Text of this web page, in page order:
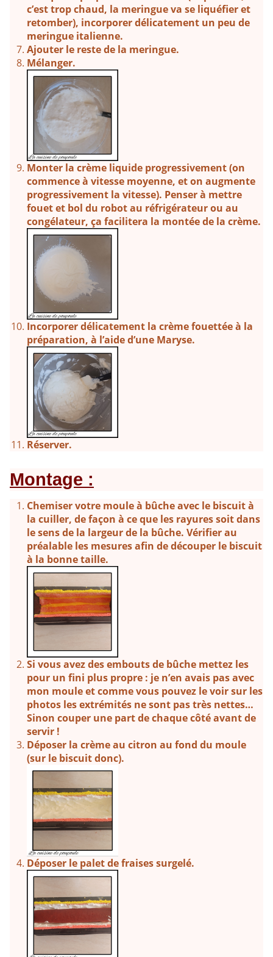
c’est trop chaud, la meringue va se liquéfier et
retomber), incorporer délicatement un peu de
meringue italienne.
Ajouter le reste de la meringue.
Mélanger.
Monter la crème liquide progressivement (on
commence à vitesse moyenne, et on augmente
progressivement la vitesse). Penser à mettre
fouet et bol du robot au réfrigérateur ou au
congélateur, ça facilitera la montée de la crème.
Incorporer délicatement la crème fouettée à la
préparation, à l’aide d’une Maryse.
Réserver.
Montage :
Chemiser votre moule à bûche avec le biscuit à
la cuiller, de façon à ce que les rayures soit dans
le sens de la largeur de la bûche. Vérifier au
préalable les mesures afin de découper le biscuit
à la bonne taille.
Si vous avez des embouts de bûche mettez les
pour un fini plus propre : je n’en avais pas avec
mon moule et comme vous pouvez le voir sur les
photos les extrémités ne sont pas très nettes…
Sinon couper une part de chaque côté avant de
servir !
Déposer la crème au citron au fond du moule
(sur le biscuit donc).
Déposer le palet de fraises surgelé.